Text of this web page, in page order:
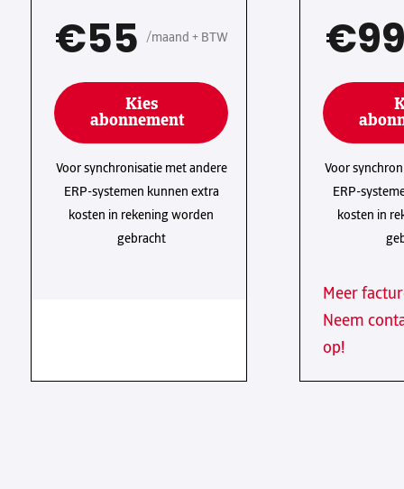
€55 /maand + BTW
Kies
abonnement
Voor synchronisatie met andere
ERP-systemen kunnen extra
kosten in rekening worden
gebracht
Voor
ERP-
kosten in
Meer
Neem
op!